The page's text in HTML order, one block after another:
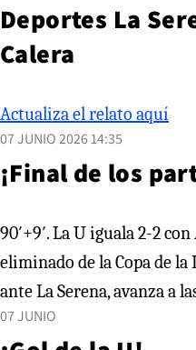
Deportes La
Calera
Actualiza el relato aquí
07 JUNIO 2026 14:35
¡Final de los
90′+9′. La U iguala 2-2 con Audax Italiano y es
eliminado de la Copa de
ante La Serena, avanza a
07 JUNIO